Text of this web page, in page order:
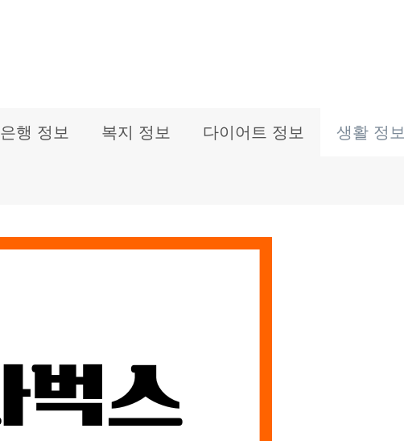
은행 정보 복지 정보 다이어트 정보 생활 정